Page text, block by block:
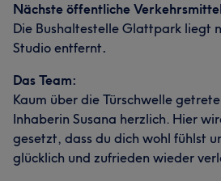
Nächste öffentliche
Die Bushaltestelle Glattpark liegt
Studio entfernt.
Das Team:
Kaum über die Türschwelle
Inhaberin Susana herzlich. Hier
gesetzt, dass du dich wohl fühlst
glücklich und zufrieden wieder